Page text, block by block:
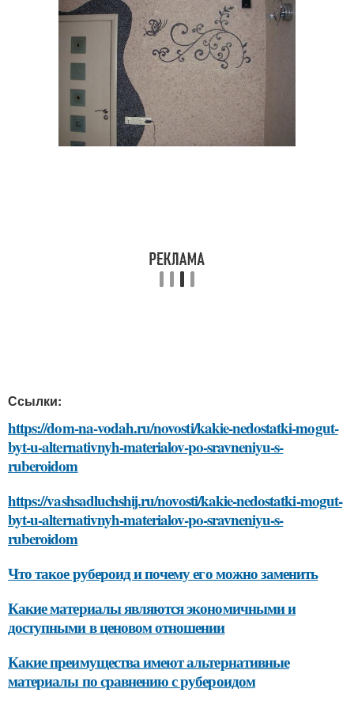
Ссылки:
https://dom-na-vodah.ru/novosti/kakie-nedostatki-mogut-
byt-u-alternativnyh-materialov-po-sravneniyu-s-
ruberoidom
https://vashsadluchshij.ru/novosti/kakie-nedostatki-mogut-
byt-u-alternativnyh-materialov-po-sravneniyu-s-
ruberoidom
Что такое рубероид и почему его можно заменить
Какие материалы являются экономичными и
доступными в ценовом отношении
Какие преимущества имеют альтернативные
материалы по сравнению с рубероидом